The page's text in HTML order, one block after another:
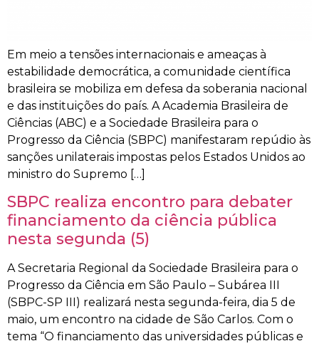
Em meio a tensões internacionais e ameaças à
estabilidade democrática, a comunidade científica
brasileira se mobiliza em defesa da soberania nacional
e das instituições do país. A Academia Brasileira de
Ciências (ABC) e a Sociedade Brasileira para o
Progresso da Ciência (SBPC) manifestaram repúdio às
sanções unilaterais impostas pelos Estados Unidos ao
ministro do Supremo […]
SBPC realiza encontro para debater
financiamento da ciência pública
nesta segunda (5)
A Secretaria Regional da Sociedade Brasileira para o
Progresso da Ciência em São Paulo – Subárea III
(SBPC-SP III) realizará nesta segunda-feira, dia 5 de
maio, um encontro na cidade de São Carlos. Com o
tema “O financiamento das universidades públicas e